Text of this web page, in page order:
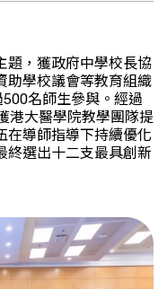
題，獲政府中學校長協
助學校議會等教育組織
名師生參與。經過
港大醫學院教學團隊提
在導師指導下持續優化
終選出十二支最具創新